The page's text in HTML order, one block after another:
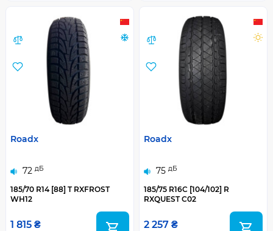
Roadx
72 дБ
185/70 R14 [88] T RXFROST
WH12
1 815 ₴
Roadx
75 дБ
185/75 R16C [104/102] R
RXQUEST C02
2 257 ₴